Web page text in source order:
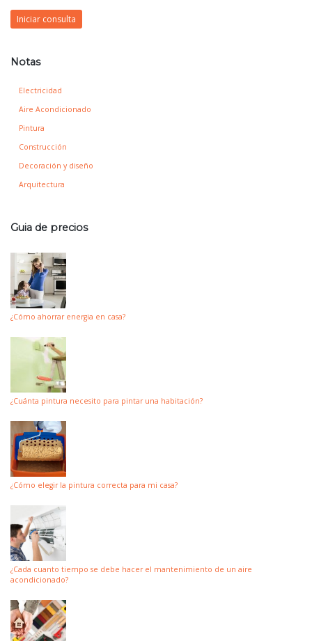
Iniciar consulta
Notas
Electricidad
Aire Acondicionado
Pintura
Construcción
Decoración y diseño
Arquitectura
Guia de precios
¿Cómo ahorrar energia en casa?
¿Cuánta pintura necesito para pintar una habitación?
¿Cómo elegir la pintura correcta para mi casa?
¿Cada cuanto tiempo se debe hacer el mantenimiento de un aire
acondicionado?